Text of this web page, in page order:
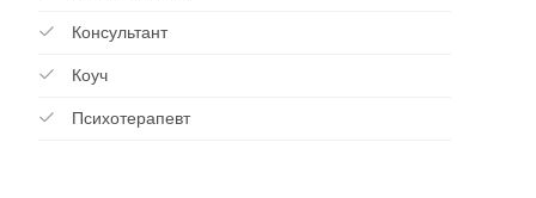
Консультант
Коуч
Психотерапевт